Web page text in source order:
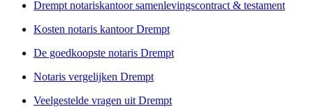
Drempt notariskantoor samenlevingscontract & testament
Kosten notaris kantoor Drempt
De goedkoopste notaris Drempt
Notaris vergelijken Drempt
Veelgestelde vragen uit Drempt